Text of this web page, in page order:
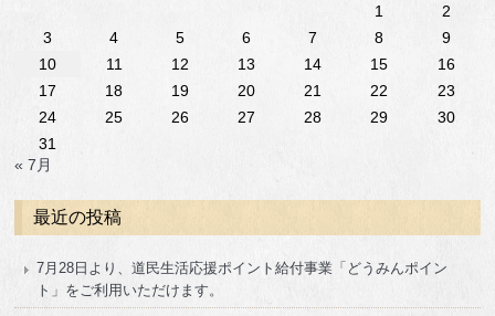
1
2
3
4 5 6 7 8
9
10
11 12 13 14 15
16
17
18 19 20 21 22
23
24
25 26 27 28 29
30
31
« 7月
最近の投稿
7月28日より、道民生活応援ポイント給付事業「どうみんポイン
ト」をご利用いただけます。